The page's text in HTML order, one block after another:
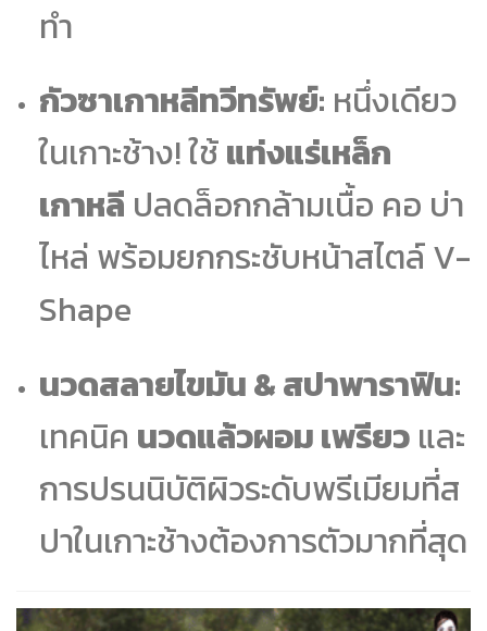
ทำ
กัวซาเกาหลีทวีทรัพย์: หนึ่งเดียว
ในเกาะช้าง! ใช้แท่งแร่เหล็ก
เกาหลี ปลดล็อกกล้ามเนื้อ คอ บ่า
ไหล่ พร้อมยกกระชับหน้าสไตล์ V-
Shape
นวดสลายไขมัน & สปาพาราฟิน:
เทคนิค นวดแล้วผอม เพรียวและ
การปรนนิบัติผิวระดับพรีเมียมที่ส
ปาในเกาะช้างต้องการตัวมากที่สุด